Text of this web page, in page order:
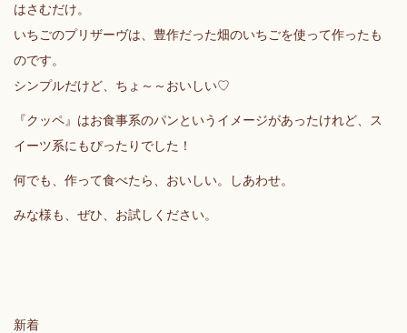
はさむだけ。
いちごのプリザーヴは、豊作だった畑のいちごを使って作ったも
のです。
シンプルだけど、ちょ～～おいしい♡
『クッペ』はお食事系のパンというイメージがあったけれど、ス
イーツ系にもぴったりでした！
何でも、作って食べたら、おいしい。しあわせ。
みな様も、ぜひ、お試しください。
新着